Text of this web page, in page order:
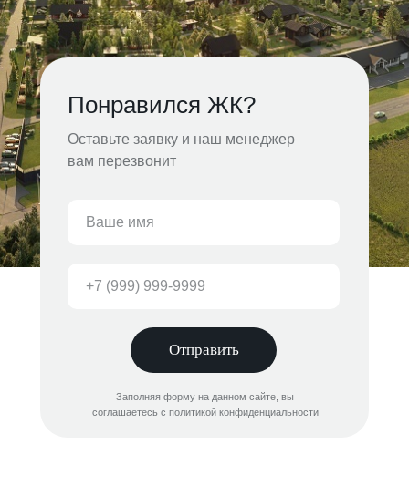
Отправить
Оставьте заявку и наш менеджер
вам перезвонит
Понравился ЖК?
Заполняя форму на данном сайте, вы
соглашаетесь с политикой конфиденциальности